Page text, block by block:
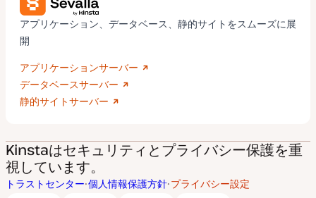
アプリケーション、データベース、静的サイトをスムーズに展
開
アプリケーションサーバー
データベースサーバー
静的サイトサーバー
Kinstaはセキュリティとプライバシー保護を重
視しています。
トラストセンター 個人情報保護方針 プライバシー設定